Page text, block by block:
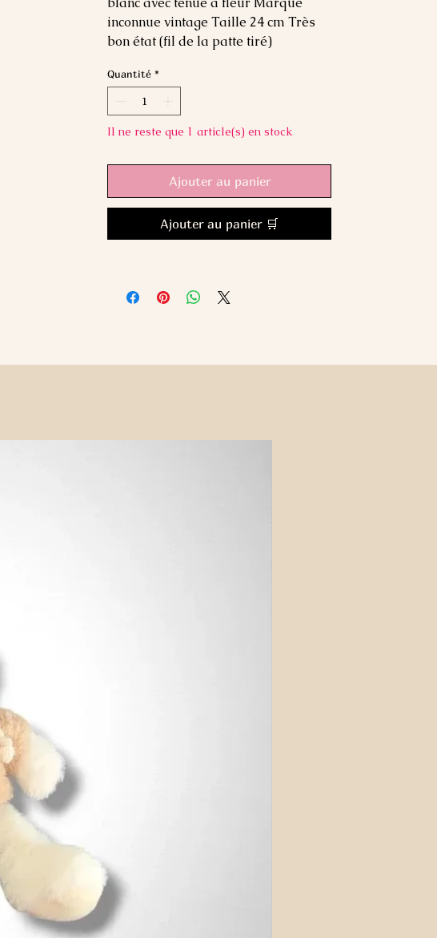
inconnue vintage Taille 24 cm Très
bon état (fil de la patte tiré)
Quantité *
Il ne reste que 1 article(s) en stock
Ajouter au panier
Ajouter au panier 🛒